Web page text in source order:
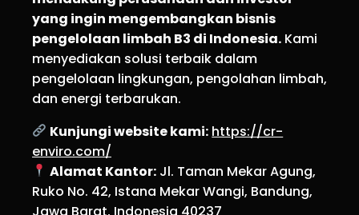
yang ingin mengembangkan bisnis
pengelolaan limbah B3 di Indonesia. Kami
menyediakan solusi terbaik dalam
pengelolaan lingkungan, pengolahan limbah,
dan energi terbarukan.
Kunjungi website kami: https://cr-
enviro.com/
Alamat Kantor: Jl. Taman Mekar Agung,
Ruko No. 42, Istana Mekar Wangi, Bandung,
Jawa Barat, Indonesia 40237